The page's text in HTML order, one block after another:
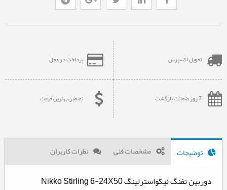
تحویل اکسپرس پرداخت در محل
7 روز ضمانت بازگشت تضمین بهترین قیمت
توضیحات مشخصات فنی نظرات کاربران
دوربین تفنگ نیکواسترلینگ Nikko Stirling 6-24X50